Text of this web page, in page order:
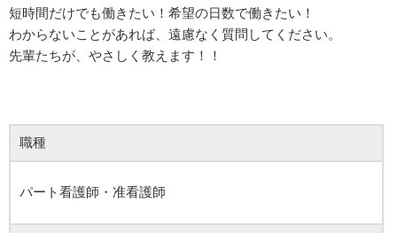
短時間だけでも働きたい！希望の日数で働きたい！
わからないことがあれば、遠慮なく質問してください。
先輩たちが、やさしく教えます！！
職種
パート看護師・准看護師